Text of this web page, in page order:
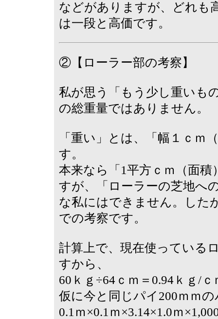
などがありますが、どれも
は一段と高価です。
②【ローラー部の考察】
私が思う「もう少し重いも
の総重量ではありません。
「重い」とは、「幅１ｃｍ
す。
本来なら「1平方ｃｍ（面
すが、「ローラーの芝地へ
な私にはできません。した
での考察です。
計算上で、現在使っている
すから、
60ｋｇ÷64ｃｍ＝0.94ｋｇ/
仮に今と同じパイ200ｍｍ
0.1ｍ×0.1ｍ×3.14×1.0ｍ